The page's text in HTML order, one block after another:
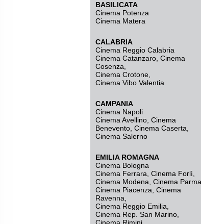
BASILICATA
Cinema Potenza
Cinema Matera
CALABRIA
Cinema Reggio Calabria
Cinema Catanzaro Cinema
Cosenza
Cinema Crotone
Cinema Vibo Valentia
CAMPANIA
Cinema Napoli
Cinema Avellino Cinema
Benevento Cinema Caserta
Cinema Salerno
EMILIA ROMAGNA
Cinema Bologna
Cinema Ferrara Cinema Forlì
Cinema Modena Cinema Parma
Cinema Piacenza Cinema
Ravenna
Cinema Reggio Emilia
Cinema Rep. San Marino